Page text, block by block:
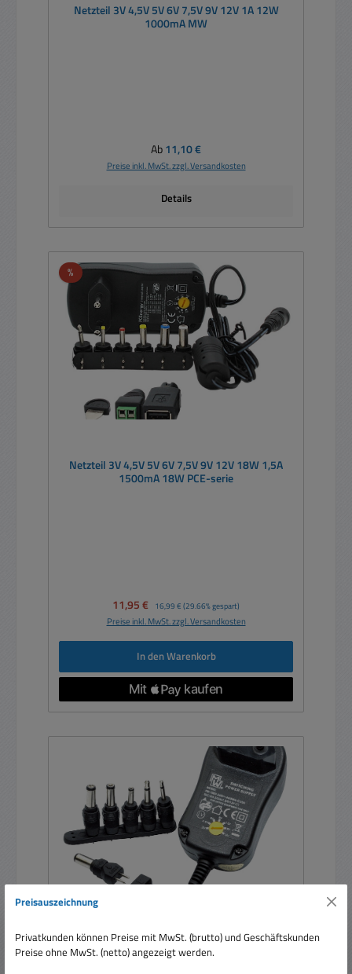
Netzteil 3V 4,5V 5V 6V 7,5V 9V 12V 1A 12W
1000mA MW
Regulärer Preis:
Ab11,10 €
Preise inkl. MwSt. zzgl. Versandkosten
Details
%Rabatt
Netzteil 3V 4,5V 5V 6V 7,5V 9V 12V 18W 1,5A
1500mA 18W PCE-serie
Verkaufspreis:
11,95 € Regulärer Preis:
16,99 € (29.66% gespart)
Preise inkl. MwSt. zzgl. Versandkosten
In den Warenkorb
Netzteil 3V 4,5V 5V 6V 7,5V 9V 12V 18W 1,5A
1500mA 18Watt MW
Preisauszeichnung
Privatkunden können Preise mit MwSt. (brutto) und Geschäftskunden
Preise ohne MwSt. (netto) angezeigt werden.